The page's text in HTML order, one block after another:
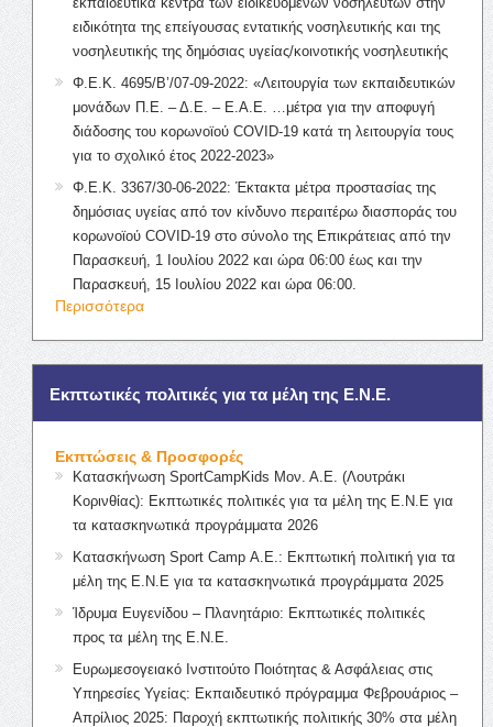
ειδικότητα της επείγουσας εντατικής νοσηλευτικής και της
νοσηλευτικής της δημόσιας υγείας/κοινοτικής νοσηλευτικής
Φ.Ε.Κ. 4695/Β’/07-09-2022: «Λειτουργία των εκπαιδευτικών
μονάδων Π.Ε. – Δ.Ε. – Ε.Α.Ε. …μέτρα για την αποφυγή
διάδοσης του κορωνοϊού COVID-19 κατά τη λειτουργία τους
για το σχολικό έτος 2022-2023»
Φ.Ε.Κ. 3367/30-06-2022: Έκτακτα μέτρα προστασίας της
δημόσιας υγείας από τον κίνδυνο περαιτέρω διασποράς του
κορωνοϊού COVID-19 στο σύνολο της Επικράτειας από την
Παρασκευή, 1 Ιουλίου 2022 και ώρα 06:00 έως και την
Παρασκευή, 15 Ιουλίου 2022 και ώρα 06:00.
Περισσότερα
Εκπτωτικές πολιτικές για τα μέλη της Ε.Ν.Ε.
Εκπτώσεις & Προσφορές
Κατασκήνωση SportCampKids Μον. Α.Ε. (Λουτράκι
Κορινθίας): Εκπτωτικές πολιτικές για τα μέλη της Ε.Ν.Ε για
τα κατασκηνωτικά προγράμματα 2026
Κατασκήνωση Sport Camp Α.Ε.: Εκπτωτική πολιτική για τα
μέλη της Ε.Ν.Ε για τα κατασκηνωτικά προγράμματα 2025
Ίδρυμα Ευγενίδου – Πλανητάριο: Εκπτωτικές πολιτικές
προς τα μέλη της Ε.Ν.Ε.
Ευρωμεσογειακό Ινστιτούτο Ποιότητας & Ασφάλειας στις
Υπηρεσίες Υγείας: Εκπαιδευτικό πρόγραμμα Φεβρουάριος –
Απρίλιος 2025: Παροχή εκπτωτικής πολιτικής 30% στα μέλη